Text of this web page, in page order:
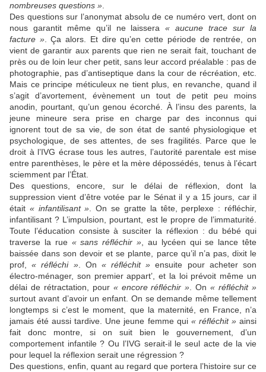
nombreuses questions »
Des questions sur l’anonymat absolu de ce numéro vert, dont on
nous garantit même qu’il ne laissera« aucune trace sur la
facture ». Ça alors. Et dire qu’en cette période de rentrée, on
vient de garantir aux parents que rien ne serait fait, touchant de
près ou de loin leur cher petit, sans leur accord préalable : pas de
photographie, pas d’antiseptique dans la cour de récréation, etc.
Mais ce principe méticuleux ne tient plus, en revanche, quand il
s’agit d’avortement, évènement un tout de petit peu moins
anodin, pourtant, qu’un genou écorché. À l’insu des parents, la
jeune mineure sera prise en charge par des inconnus qui
ignorent tout de sa vie, de son état de santé physiologique et
psychologique, de ses attentes, de ses fragilités. Parce que le
droit à l’IVG écrase tous les autres, l’autorité parentale est mise
entre parenthèses, le père et la mère dépossédés, tenus à l’écart
sciemment par l’État.
Des questions, encore, sur le délai de réflexion, dont la
suppression vient d’être votée par le Sénat il y a 15 jours, car il
était « infantilisant » . On se gratte la tête, perplexe : réfléchir,
infantilisant ? L’impulsion, pourtant, est le propre de l’immaturité.
Toute l’éducation consiste à susciter la réflexion : du bébé qui
traverse la rue « sans réfléchir » , au lycéen qui se lance tête
baissée dans son devoir et se plante, parce qu’il n’a pas, dixit le
prof,« réfléchi ». On « réfléchit » ensuite pour acheter son
électro-ménager, son premier appart’, et la loi prévoit même un
délai de rétractation, pour « encore réfléchir » . On« réfléchit »
surtout avant d’avoir un enfant. On se demande même tellement
longtemps si c’est le moment, que la maternité, en France, n’a
jamais été aussi tardive. Une jeune femme qui « réfléchit »ainsi
fait donc montre, si on suit bien le gouvernement, d’un
comportement infantile ? Ou l’IVG serait-il le seul acte de la vie
pour lequel la réflexion serait une régression ?
Des questions, enfin, quant au regard que portera l’histoire sur ce